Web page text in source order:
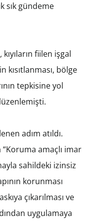
sık gündeme
fiilen işgal
bölge
tepkisine yol
adım atıldı.
“Koruma amaçlı imar
sahildeki izinsiz
korunması
çıkarılması ve
uygulamaya